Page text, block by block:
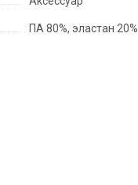
ПА 80%, эластан 20%